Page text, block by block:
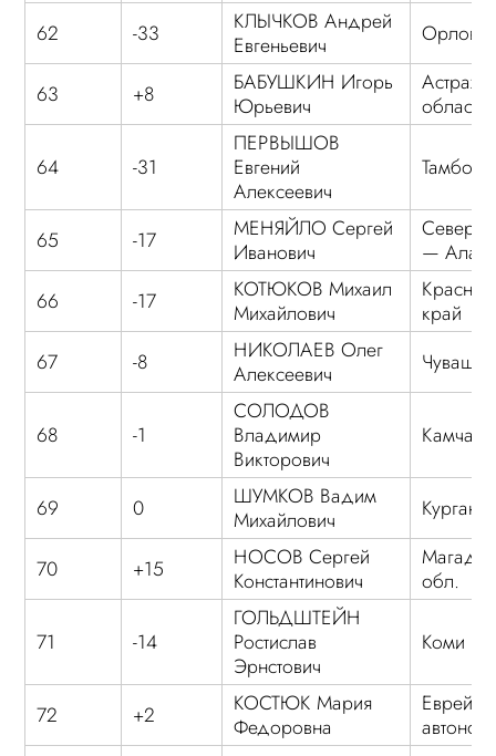
62 -33
КЛЫЧКОВ Андрей
Евгеньевич
63 +8
БАБУШКИН Игорь
Юрьевич
область
64 -31
ПЕРВЫШОВ
Евгений
Алексеевич
65 -17
МЕНЯЙЛО Сергей
Иванович
—
66
-17
КОТЮКОВ Михаил
Михайлович
край
67
-8
НИКОЛАЕВ Олег
Алексеевич
Чувашия
68 -1
СОЛОДОВ
Владимир
Викторович
69 0
ШУМКОВ Вадим
Михайлович
70 +15
НОСОВ Сергей
Константинович
обл.
71 -14
ГОЛЬДШТЕЙН
Ростислав
Эрнстович
Коми
72 +2
КОСТЮК Мария
Федоровна